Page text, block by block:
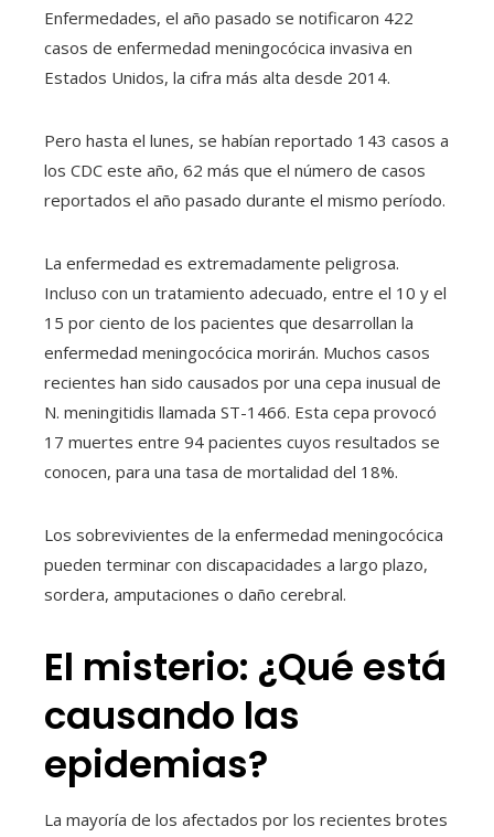
Enfermedades, el año pasado se notificaron 422
casos de enfermedad meningocócica invasiva en
Estados Unidos, la cifra más alta desde 2014.
Pero hasta el lunes, se habían reportado 143 casos a
los CDC este año, 62 más que el número de casos
reportados el año pasado durante el mismo período.
La enfermedad es extremadamente peligrosa.
Incluso con un tratamiento adecuado, entre el 10 y el
15 por ciento de los pacientes que desarrollan la
enfermedad meningocócica morirán. Muchos casos
recientes han sido causados ​​por una cepa inusual de
N. meningitidis llamada ST-1466. Esta cepa provocó
17 muertes entre 94 pacientes cuyos resultados se
conocen, para una tasa de mortalidad del 18%.
Los sobrevivientes de la enfermedad meningocócica
pueden terminar con discapacidades a largo plazo,
sordera, amputaciones o daño cerebral.
El misterio: ¿Qué está
causando las
epidemias?
La mayoría de los afectados por los recientes brotes